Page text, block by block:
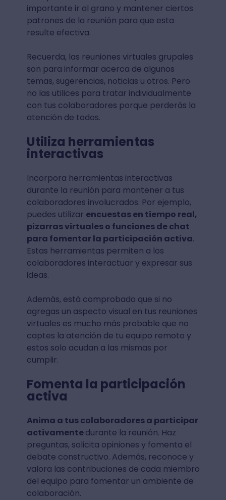
importante ir al grano y mantener ciertos
patrones de la reunión para que esta
resulte efectiva.
Recuerda, las reuniones virtuales grupales
son para informar acerca de algunos
temas, sugerencias, noticias u otros. Pero
no las utilices para tratar individualmente
con tus colaboradores porque perderás la
atención de todos.
Utiliza herramientas
interactivas
Incorpora herramientas interactivas
durante la reunión para mantener a tus
colaboradores involucrados. Por ejemplo,
puedes utilizar encuestas en tiempo real,
pizarras virtuales o funciones de chat
para fomentar la participación activa.
Estas herramientas permiten a los
colaboradores interactuar y expresar sus
ideas.
Además, está comprobado que si no
agregas un aspecto visual en tus reuniones
virtuales es mucho más probable que no
captes la atención de tu equipo remoto y
estos solo acudan a las mismas por
cumplir.
Fomenta la participación
activa
Anima a tus colaboradores a participar
activamentedurante la reunión. Haz
preguntas, solicita opiniones y fomenta el
debate constructivo. Además, reconoce y
valora las contribuciones de cada miembro
del equipo para fomentar un ambiente de
colaboración.